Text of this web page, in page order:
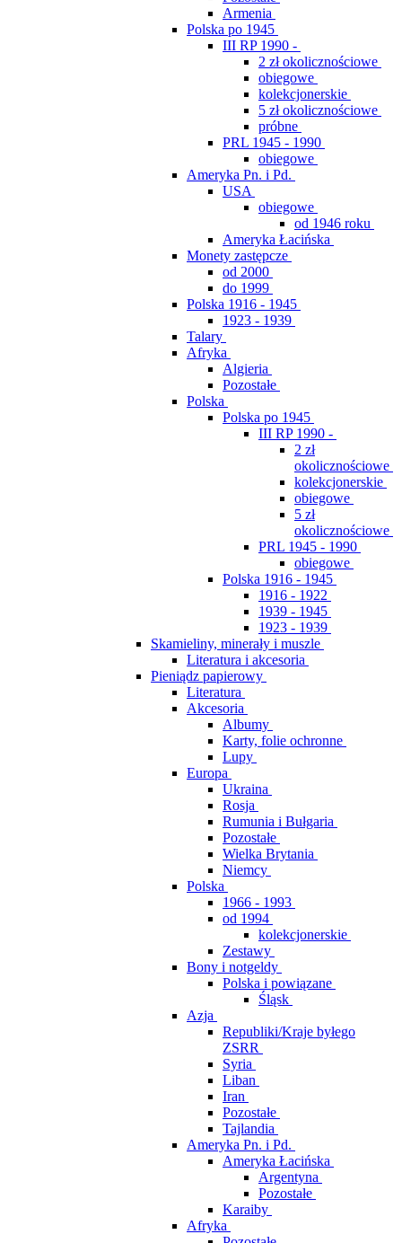
Armenia
Polska po 1945
III RP 1990 -
2 zł okolicznościowe
obiegowe
kolekcjonerskie
5 zł okolicznościowe
próbne
PRL 1945 - 1990
obiegowe
Ameryka Pn. i Pd.
USA
obiegowe
od 1946 roku
Ameryka Łacińska
Monety zastępcze
od 2000
do 1999
Polska 1916 - 1945
1923 - 1939
Talary
Afryka
Algieria
Pozostałe
Polska
Polska po 1945
III RP 1990 -
2 zł
okolicznościowe
kolekcjonerskie
obiegowe
5 zł
okolicznościowe
PRL 1945 - 1990
obiegowe
Polska 1916 - 1945
1916 - 1922
1939 - 1945
1923 - 1939
Skamieliny, minerały i muszle
Literatura i akcesoria
Pieniądz papierowy
Literatura
Akcesoria
Albumy
Karty, folie ochronne
Lupy
Europa
Ukraina
Rosja
Rumunia i Bułgaria
Pozostałe
Wielka Brytania
Niemcy
Polska
1966 - 1993
od 1994
kolekcjonerskie
Zestawy
Bony i notgeldy
Polska i powiązane
Śląsk
Azja
Republiki/Kraje byłego
ZSRR
Syria
Liban
Iran
Pozostałe
Tajlandia
Ameryka Pn. i Pd.
Ameryka Łacińska
Argentyna
Pozostałe
Karaiby
Afryka